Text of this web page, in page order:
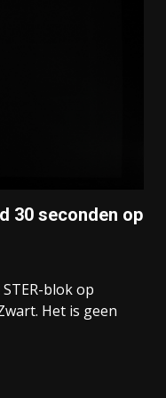
30 seconden op
blok op
Het is geen